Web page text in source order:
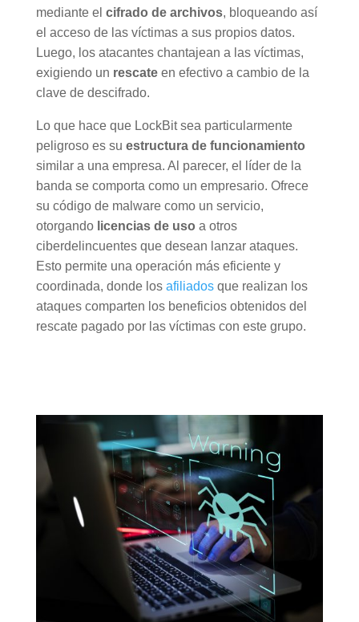
mediante el cifrado de archivos, bloqueando así
el acceso de las víctimas a sus propios datos.
Luego, los atacantes chantajean a las víctimas,
exigiendo un rescateen efectivo a cambio de la
clave de descifrado.
Lo que hace que LockBit sea particularmente
peligroso es su estructura de funcionamiento
similar a una empresa. Al parecer, el líder de la
banda se comporta como un empresario. Ofrece
su código de malware como un servicio,
otorgando licencias de uso a otros
ciberdelincuentes que desean lanzar ataques.
Esto permite una operación más eficiente y
coordinada, donde los afiliadosque realizan los
ataques comparten los beneficios obtenidos del
rescate pagado por las víctimas con este grupo.